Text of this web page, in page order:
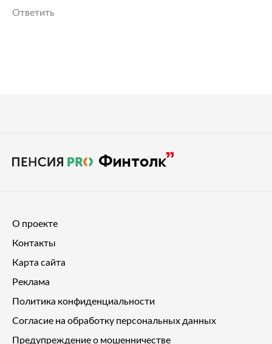
Ответить
О проекте
Контакты
Карта сайта
Реклама
Политика конфиденциальности
Согласие на обработку персональных данных
Предупреждение о мошенничестве